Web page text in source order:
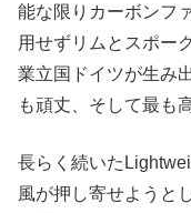
能な限りカーボンフ
用せずリムとスポー
業立国ドイツが生み
も頑丈、そして最も
長らく続いた
風が押し寄せようと